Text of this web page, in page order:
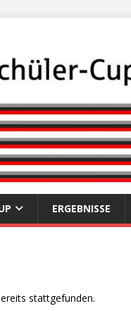
ERGEBNISSE
stattgefunden.